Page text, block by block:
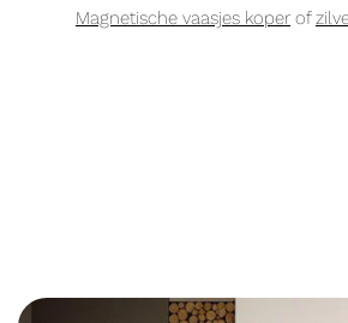
Magnetische vaasjes koper of